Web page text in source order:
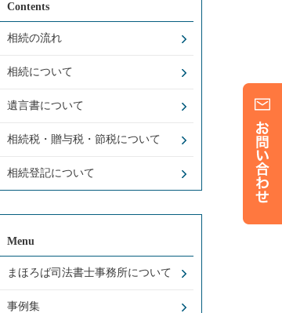
Contents
相続の流れ
相続について
遺言書について
相続税・贈与税・節税について
相続登記について
Menu
まほろば司法書士事務所について
事例集